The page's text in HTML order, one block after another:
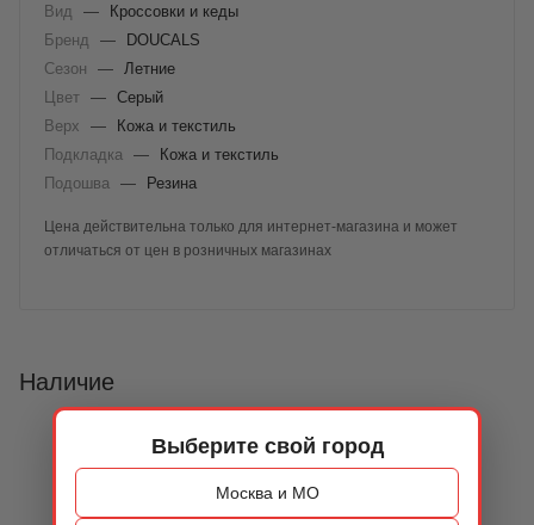
Выберите свой город
Москва и МО
Вид —
Кроссовки и кеды
Бренд
—
DOUCALS
Сезон
—
Летние
Цвет — Серый
Верх
—
Кожа и текстиль
Подкладка
—
Кожа и текстиль
Подошва
— Резина
Цена действительна только для интернет-магазина и может
отличаться от цен в розничных магазинах
Наличие